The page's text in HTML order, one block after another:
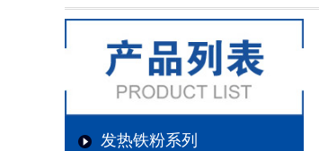
发热铁粉系列